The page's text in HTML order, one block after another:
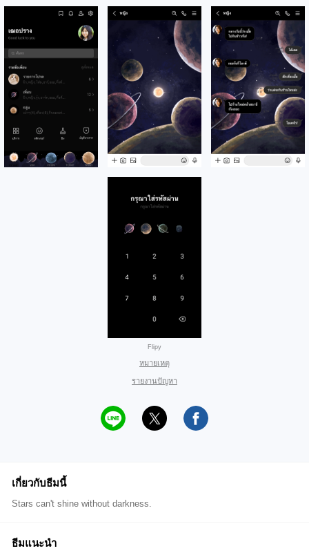
Flipy
หมายเหตุ
รายงานปัญหา
เกี่ยวกับธีมนี้
Stars can't shine without darkness.
ธีมแนะนำ